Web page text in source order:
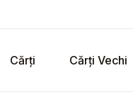
Cărți Cărți Vechi